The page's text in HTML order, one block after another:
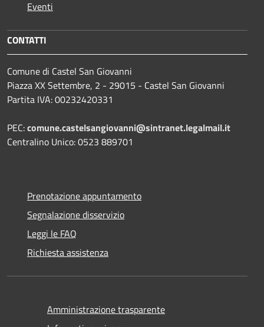
Eventi
CONTATTI
Comune di Castel San Giovanni
Piazza XX Settembre, 2 - 29015 - Castel San Giovanni
Partita IVA: 00232420331
PEC:comune.castelsangiovanni@sintranet.legalmail.it
Centralino Unico: 0523 889701
Prenotazione appuntamento
Segnalazione disservizio
Leggi le FAQ
Richiesta assistenza
Amministrazione trasparente